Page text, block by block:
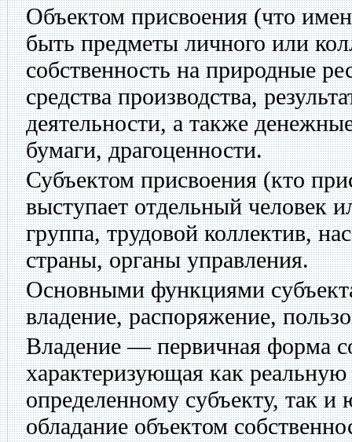
Объектом присвоения (что
быть предметы личного или
собственность на природные
средства производства,
деятельности, а также
бумаги, драгоценности.
Субъектом присвоения (кто
выступает отдельный человек
группа, трудовой коллектив,
страны, органы управления.
Основными функциями
владение, распоряжение,
Владение — первичная форма
характеризующая как
определенному субъекту, так и
обладание объектом